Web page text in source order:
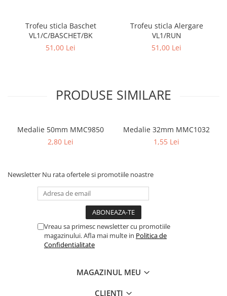
Trofeu sticla Baschet
VL1/C/BASCHET/BK
51,00 Lei
Trofeu sticla Alergare
VL1/RUN
51,00 Lei
PRODUSE SIMILARE
Medalie 50mm MMC9850
2,80 Lei
Medalie 32mm MMC1032
1,55 Lei
Newsletter Nu rata ofertele si promotiile noastre
Vreau sa primesc newsletter cu promotiile
magazinului. Afla mai multe in Politica de
Confidentialitate
MAGAZINUL MEU
CLIENTI